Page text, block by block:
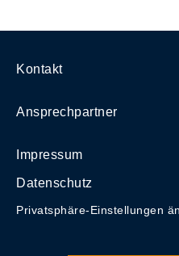
Kontakt
Ansprechpartner
Impressum
Datenschutz
Privatsphäre-Einstellungen